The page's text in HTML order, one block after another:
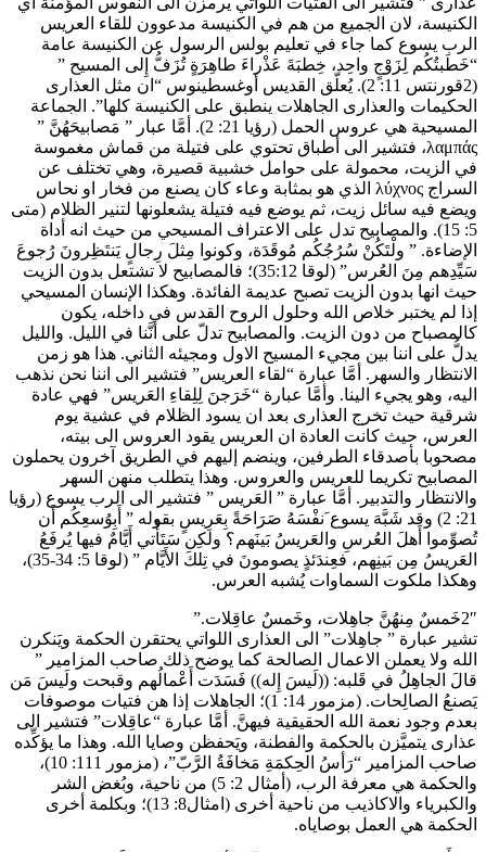
الكنيسة، لان الجميع من هم في الكنيسة مدعوون للقاء العريس
الرب يسوع كما جاء في تعليم بولس الرسول عن الكنيسة عامة
“خَطَبتُكُم لِزَوْجٍ واحِد، خِطبَةَ عَذْراءَ طاهِرَةٍ تُزَفُّ إِلى المسيح ”
(2قورنتس 11: 2). يُعلّق القديس أوغسطينوس “ان مثل العذارى
الحكيمات والعذارى الجاهلات ينطبق على الكنيسة كلها”. الجماعة
المسيحية هي عروس الحمل (رؤيا 21: 2). أمَّا عبار ” مَصابيحَهُنَّ ”
λαμπάς، فتشير الى أطباق تحتوي على فتيلة من قماش مغموسة
في الزيت، محمولة على حوامل خشبية قصيرة، وهي تختلف عن
السراج λύχνος الذي هو بمثابة وعاء كان يصنع من فخار او نحاس
ويضع فيه سائل زيت، ثم يوضع فيه فتيلة يشعلونها لتنير الظلام (متى
5: 15). والمصابيح تدل على الاعتراف المسيحي من حيث انه أداة
الإضاءة. ” ولْتَكُنْ سُرُجُكُم مُوقَدَة، وكونوا مِثلَ رِجالٍ يَنتَظِرونَ رُجوعَ
سَيِّدِهم مِنَ العُرس” (لوقا 35:12)؛ فالمصابيح لا تشتعل بدون الزيت
حيث انها بدون الزيت تصبح عديمة الفائدة. وهكذا الإنسان المسيحي
إذا لم يختبر خلاص الله وحلول الروح القدس في داخله، يكون
كالمصباح من دون الزيت. والمصابيح تدلّ على أنَّنا في الليل. والليل
يدلُّ على اننا بين مجيء المسيح الاول ومجيئه الثاني. هذا هو زمن
الانتظار والسهر. أمَّا عبارة “لقاء العريس” فتشير الى اننا نحن نذهب
اليه، وهو يجيء الينا. وأمَّا عبارة “خَرَجنَ لِلِقاءِ العَريس” فهي عادة
شرقية حيث تخرج العذارى بعد ان يسود الظلام في عشية يوم
العرس، حيث كانت العادة ان العريس يقود العروس الى بيته،
مصحوبا بأصدقاء الطرفين، وينضم إليهم في الطريق آخرون يحملون
المصابيح تكريما للعريس والعروس. وهذا يتطلب منهن السهر
والانتظار والتدبير. أمَّا عبارة ” العَريس ” فتشير الى الرب يسوع (رؤيا
21: 2) وقد شَبَّهَ يسوع َنفْسَهُ صَرَاحَةً بِعَرِيسٍ بقوله ” أَبِوُسعِكُم أَن
تُصوِّموا أَهلَ العُرسِ والعَريسُ بَينَهم؟ ولكِن سَتَأْتي أَيَّامٌ فيها يُرفَعُ
العَريسُ مِن بَينِهم، فعِندَئذٍ يصومونَ في تِلكَ الأَيَّام ” (لوقا 5: 34-35)، ‏
وهكذا ملكوت السماوات يُشبه العرس.
2″خَمسٌ مِنهُنَّ جاهِلات، وخَمسٌ عاقِلات.”
تشير عبارة ” جاهِلات” الى العذارى اللواتي يحتقرن الحكمة ويَنكرن
الله ولا يعملن الاعمال الصالحة كما يوضح ذلك صاحب المزامير ”
قالَ الجاهِلُ في قَلبه: ((لَيسَ إِله)) فَسَدَت أَعْمالُهم وقبحت ولَيسَ مَن
يَصنعُ الصالِحات. (مزمور 14: 1)؛ الجاهلات إذا هن فتيات موصوفات
بعدم وجود نعمة الله الحقيقية فيهنَّ. أمَّا عبارة “عاقِلات” فتشير الى
عذارى يتميَّزن بالحكمة والفطنة، ويَحفظن وصايا الله. وهذا ما يؤكِّده
صاحب المزامير “رَأسُ الحِكمَةِ مَخافَةُ الرَّبّ”، (مزمور 111: 10)،
والحكمة هي معرفة الرب، (أمثال 2: 5) من ناحية، وبُغض الشر
والكبرياء والاكاذيب من ناحية أخرى (امثال8: 13)؛ وبكلمة أخرى
الحكمة هي العمل بوصاياه.